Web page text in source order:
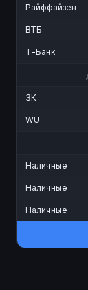
Райффайзен
ВТБ
Т-Банк
ЗК
WU
Наличные
Наличные
Наличные